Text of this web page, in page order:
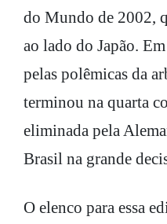
do Mundo de 2002,
ao lado do Japão.
pelas polêmicas da
terminou na quarta
eliminada pela
Brasil na grande
O elenco para essa